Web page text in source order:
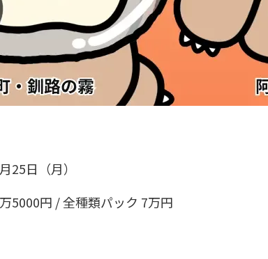
25日（月）
5000円 / 全種類パック 7万円